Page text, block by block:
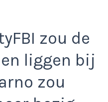
zou de
liggen bij
zou